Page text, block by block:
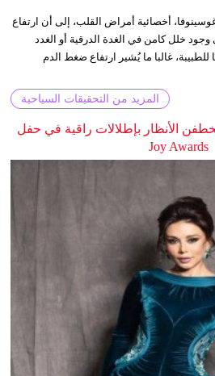
أخصائية أمراض القلب، إلى أن ارتفاع
خلل كامن في الغدة الدرقية أو الغدد
للطبيبة، غالبا ما يُشير ارتفاع ضغط الدم
المزيد من التحقيقات السياحية
الأنظار بإطلالات راقية في حفل
Joy Awards